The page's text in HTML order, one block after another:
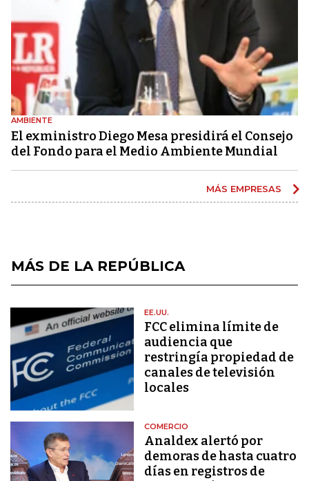
AMBIENTE
El exministro Diego Mesa presidirá el Consejo
del Fondo para el Medio Ambiente Mundial
MÁS EMPRESAS
MÁS DE LA REPÚBLICA
EE.UU.
FCC elimina límite de
audiencia que
restringía propiedad de
canales de televisión
locales
COMERCIO
Analdex alertó por
demoras de hasta cuatro
días en registros de